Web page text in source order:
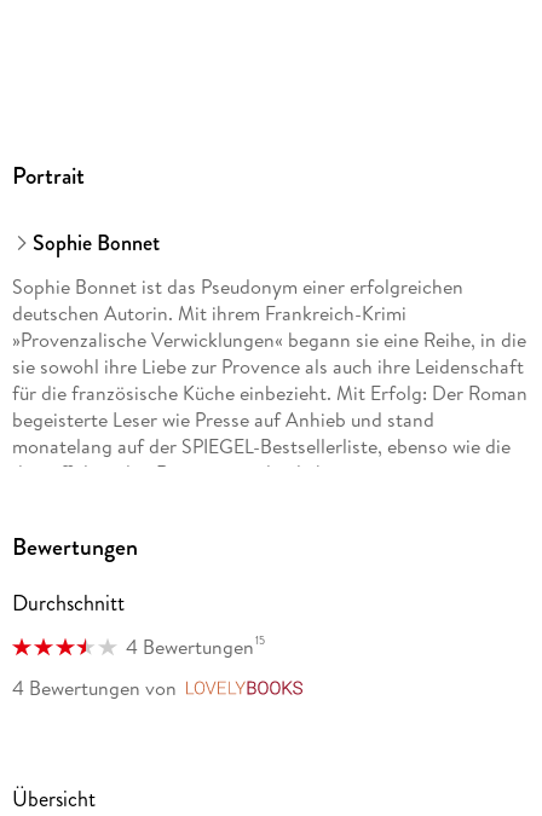
Portrait
Sophie Bonnet
Sophie Bonnet ist das Pseudonym einer erfolgreichen
deutschen Autorin. Mit ihrem Frankreich-Krimi
»Provenzalische Verwicklungen« begann sie eine Reihe, in die
sie sowohl ihre Liebe zur Provence als auch ihre Leidenschaft
für die französische Küche einbezieht. Mit Erfolg: Der Roman
begeisterte Leser wie Presse auf Anhieb und stand
monatelang auf der SPIEGEL-Bestsellerliste, ebenso wie die
darauffolgenden Romane um den liebenswerten
Bewertungen
Durchschnitt
4 Bewertungen15
4 Bewertungen von
Übersicht